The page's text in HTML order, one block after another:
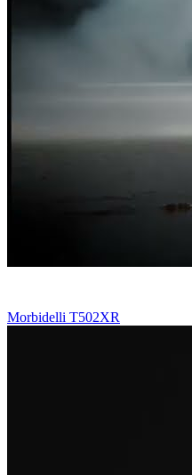
Morbidelli T502XR